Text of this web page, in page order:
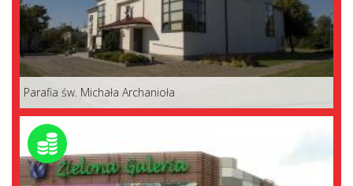
Parafia św. Michała Archanioła